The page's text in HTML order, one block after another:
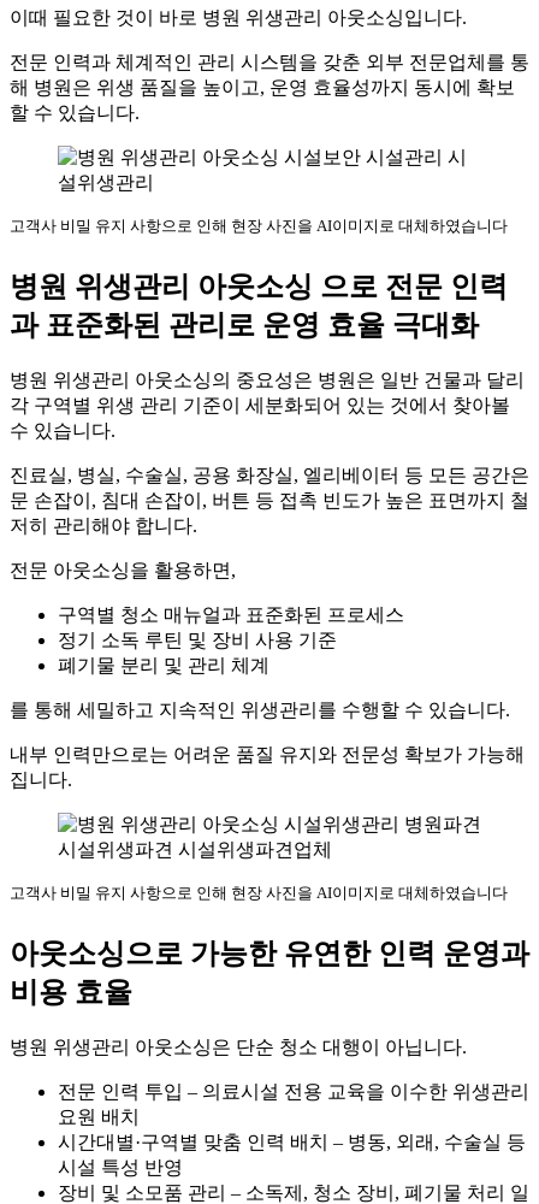
이때 필요한 것이 바로 병원 위생관리 아웃소싱입니다.
전문 인력과 체계적인 관리 시스템을 갖춘 외부 전문업체를 통
해 병원은 위생 품질을 높이고, 운영 효율성까지 동시에 확보
할 수 있습니다.
고객사 비밀 유지 사항으로 인해 현장 사진을 AI이미지로 대체하였습니다
병원 위생관리 아웃소싱 으로 전문 인력
과 표준화된 관리로 운영 효율 극대화
병원 위생관리 아웃소싱의 중요성은 병원은 일반 건물과 달리
각 구역별 위생 관리 기준이 세분화되어 있는 것에서 찾아볼
수 있습니다.
진료실, 병실, 수술실, 공용 화장실, 엘리베이터 등 모든 공간은
문 손잡이, 침대 손잡이, 버튼 등 접촉 빈도가 높은 표면까지 철
저히 관리해야 합니다.
전문 아웃소싱을 활용하면,
구역별 청소 매뉴얼과 표준화된 프로세스
정기 소독 루틴 및 장비 사용 기준
폐기물 분리 및 관리 체계
를 통해 세밀하고 지속적인 위생관리를 수행할 수 있습니다.
내부 인력만으로는 어려운 품질 유지와 전문성 확보가 가능해
집니다.
고객사 비밀 유지 사항으로 인해 현장 사진을 AI이미지로 대체하였습니다
아웃소싱으로 가능한 유연한 인력 운영과
비용 효율
병원 위생관리 아웃소싱은 단순 청소 대행이 아닙니다.
전문 인력 투입 – 의료시설 전용 교육을 이수한 위생관리
요원 배치
시간대별·구역별 맞춤 인력 배치 – 병동, 외래, 수술실 등
시설 특성 반영
장비 및 소모품 관리 – 소독제, 청소 장비, 폐기물 처리 일